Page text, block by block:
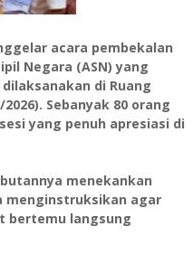
acara pembekalan
Negara (ASN) yang
di Ruang
Sebanyak 80 orang
yang penuh apresiasi di
menekankan
menginstruksikan agar
bertemu langsung